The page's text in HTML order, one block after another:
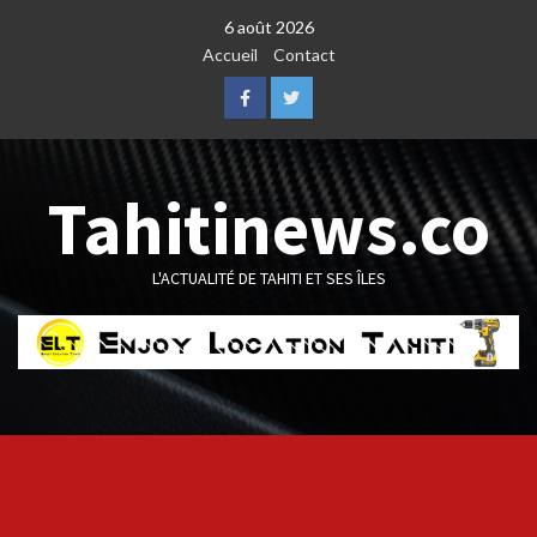
6 août 2026
Accueil
Contact
FacebookTwitter
Tahitinews.co
L'ACTUALITÉ DE TAHITI ET SES ÎLES